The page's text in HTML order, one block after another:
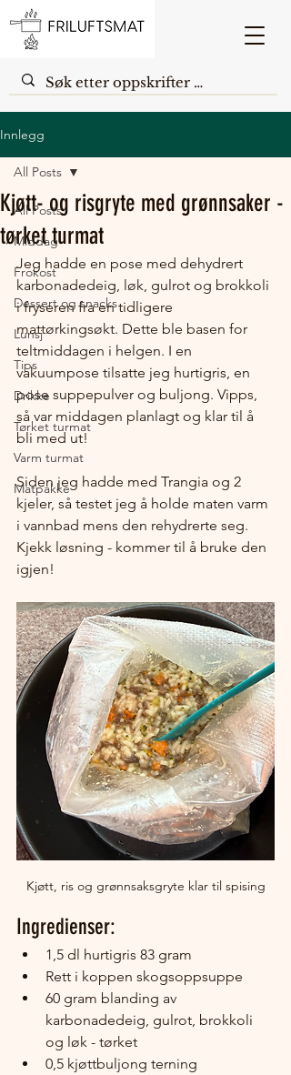
Innlegg
All Posts
Middag
Frokost
Dessert og snacks
Lunsj
Tips
Drikke
Tørket turmat
Varm turmat
Matpakke
All Posts
Kjøtt- og risgryte med grønnsaker -
tørket turmat
Jeg hadde en pose med dehydrert
karbonadedeig, løk, gulrot og brokkoli
i fryseren fra en tidligere
mattørkingsøkt. Dette ble basen for
teltmiddagen i helgen. I en
vakuumpose tilsatte jeg hurtigris, en
pose suppepulver og buljong. Vipps,
så var middagen planlagt og klar til å
bli med ut!
Siden jeg hadde med Trangia og 2
kjeler, så testet jeg å holde maten varm
i vannbad mens den rehydrerte seg.
Kjekk løsning - kommer til å bruke den
igjen!
Kjøtt, ris og grønnsaksgryte klar til spising
Ingredienser:
1,5 dl hurtigris 83 gram
Rett i koppen skogsoppsuppe
60 gram blanding av
karbonadedeig, gulrot, brokkoli
og løk - tørket
0,5 kjøttbuljong terning